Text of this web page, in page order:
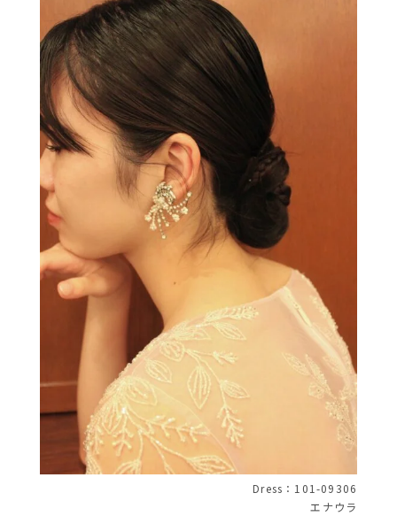
Dress：101-09306
エナウラ